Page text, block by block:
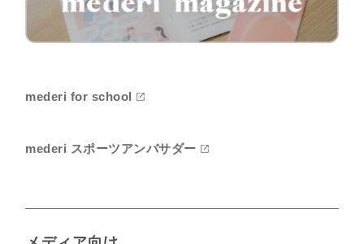
mederi for school
mederi スポーツアンバサダー